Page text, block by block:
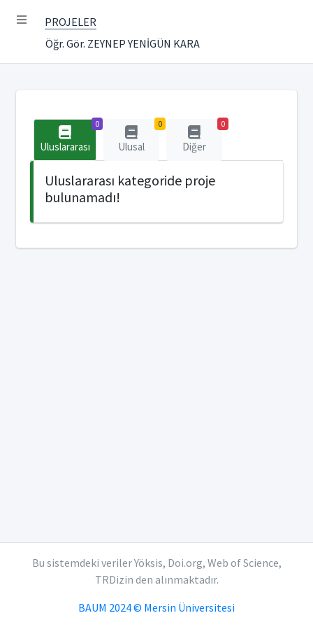
PROJELER
Öğr. Gör. ZEYNEP YENİGÜN KARA
0
Uluslararası
0
Ulusal
0
Diğer
Uluslararası kategoride proje
bulunamadı!
Bu sistemdeki veriler Yöksis, Doi.org, Web of Science,
TRDizin den alınmaktadır.
BAUM 2024 © Mersin Üniversitesi